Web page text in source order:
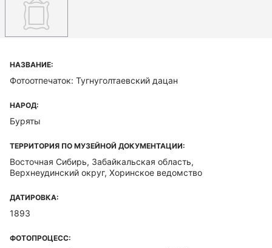
НАЗВАНИЕ:
Фотоотпечаток: Тугнуголтаевский дацан
НАРОД:
Буряты
ТЕРРИТОРИЯ ПО МУЗЕЙНОЙ ДОКУМЕНТАЦИИ:
Восточная Сибирь, Забайкальская область,
Верхнеудинский округ, Хоринское ведомство
ДАТИРОВКА:
1893
ФОТОПРОЦЕСС: